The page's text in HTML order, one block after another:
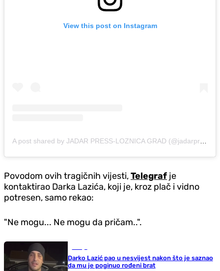
View this post on Instagram
Povodom ovih tragičnih vijesti,Telegraf je
kontaktirao Darka Lazića, koji je, kroz plač i vidno
potresen, samo rekao:
"Ne mogu... Ne mogu da pričam..".
Darko Lazić pao u nesvijest nakon što je saznao
da mu je poginuo rođeni brat